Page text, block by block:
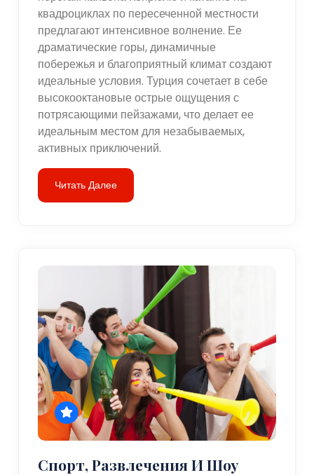
квадроциклах по пересеченной местности
предлагают интенсивное волнение. Ее
драматические горы, динамичные
побережья и благоприятный климат создают
идеальные условия. Турция сочетает в себе
высокооктановые острые ощущения с
потрясающими пейзажами, что делает ее
идеальным местом для незабываемых,
активных приключений.
Читать Далее
Спорт, Развлечения И Шоу